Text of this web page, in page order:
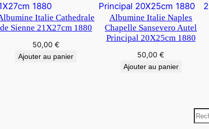
Italie Cathedrale
de Sienne 21X27cm 1880
50,00 €
Ajouter au panier
Albumine Italie Naples
Chapelle Sansevero Autel
Principal 20X25cm 1880
50,00€
Ajouter au panier
R